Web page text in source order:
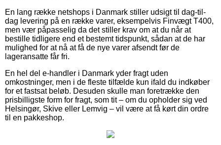
En lang række netshops i Danmark stiller udsigt til dag-til-
dag levering på en række varer, eksempelvis Finvægt T400,
men vær påpasselig da det stiller krav om at du når at
bestille tidligere end et bestemt tidspunkt, sådan at de har
mulighed for at nå at få de nye varer afsendt før de
lageransatte får fri.
En hel del e-handler i Danmark yder fragt uden
omkostninger, men i de fleste tilfælde kun ifald du indkøber
for et fastsat beløb. Desuden skulle man foretrække den
prisbilligste form for fragt, som tit – om du opholder sig ved
Helsingør, Skive eller Lemvig – vil være at få kørt din ordre
til en pakkeshop.